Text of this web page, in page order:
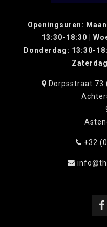
Openingsuren:
13:30-18:30 |
Donderdag: 13:30-
Dorpsstraat 73
+32